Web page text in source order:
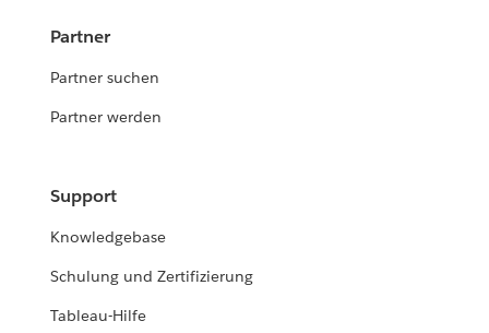
Partner
Partner suchen
Partner werden
Support
Knowledgebase
Schulung und Zertifizierung
Tableau-Hilfe